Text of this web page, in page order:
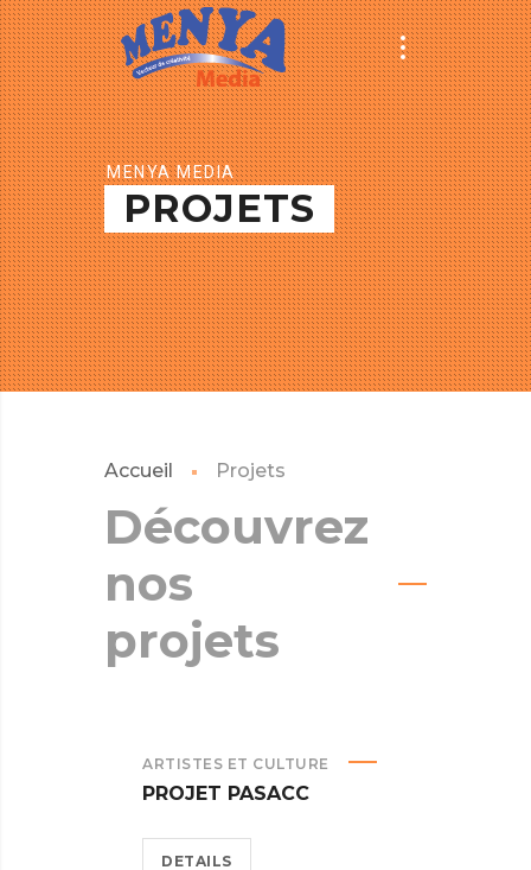
MENYA MEDIA
PROJETS
Accueil Projets
Découvrez
nos
projets
ARTISTES ET CULTURE
PROJET PASACC
DETAILS